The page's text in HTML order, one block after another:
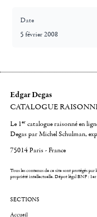
Date
5 février 2008
Edgar Degas
CATALOGUE
Le 1er catalogue raisonné en
Degas par Michel Schulman,
75014 Paris - France
Tous les contenus de ce site sont protégés
propriété intellectuelle.Dépot légal BNF :
SECTIONS
Accueil